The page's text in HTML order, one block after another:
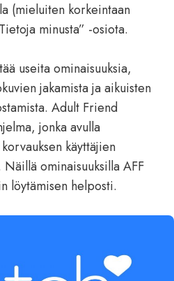
(mieluiten korkeintaan
minusta” -osiota.
useita ominaisuuksia,
jakamista ja aikuisten
Adult Friend
jonka avulla
käyttäjien
Näillä ominaisuuksilla AFF
löytämisen helposti.